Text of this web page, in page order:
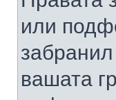
или
вашата